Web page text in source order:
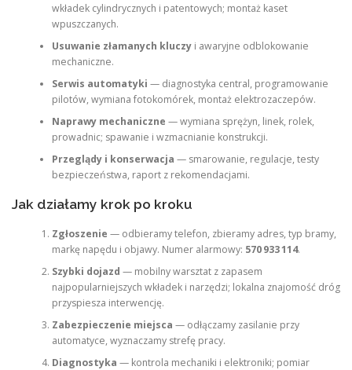
wkładek cylindrycznych i patentowych; montaż kaset
wpuszczanych.
Usuwanie złamanych kluczyi awaryjne odblokowanie
mechaniczne.
Serwis automatyki — diagnostyka central, programowanie
pilotów, wymiana fotokomórek, montaż elektrozaczepów.
Naprawy mechaniczne — wymiana sprężyn, linek, rolek,
prowadnic; spawanie i wzmacnianie konstrukcji.
Przeglądy i konserwacja — smarowanie, regulacje, testy
bezpieczeństwa, raport z rekomendacjami.
Jak działamy krok po kroku
Zgłoszenie — odbieramy telefon, zbieramy adres, typ bramy,
markę napędu i objawy. Numer alarmowy: 570 933 114.
Szybki dojazd — mobilny warsztat z zapasem
najpopularniejszych wkładek i narzędzi; lokalna znajomość dróg
przyspiesza interwencję.
Zabezpieczenie miejsca — odłączamy zasilanie przy
automatyce, wyznaczamy strefę pracy.
Diagnostyka — kontrola mechaniki i elektroniki; pomiar